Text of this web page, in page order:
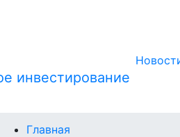
Главная